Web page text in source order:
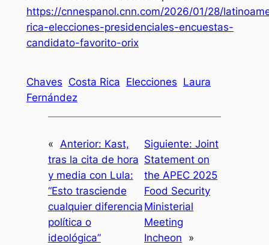
https://cnnespanol.cnn.com/2026/01/28/
rica-elecciones-presidenciales-encuestas-
candidato-favorito-orix
Chaves Costa Rica Elecciones Laura
Fernández
« Anterior: Kast,
tras la cita de hora
y media con Lula:
“Esto trasciende
cualquier diferencia
política o
ideológica”
Siguiente:Joint
Statement on
the APEC 2025
Food Security
Ministerial
Meeting
Incheon
»